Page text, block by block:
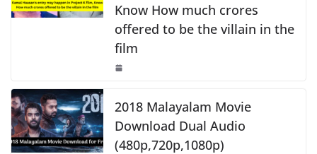
Know How much crores
offered to be the villain in the
film
2018 Malayalam Movie
Download Dual Audio
(480p,720p,1080p)